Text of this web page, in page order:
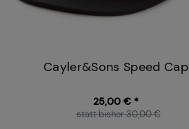
Cayler&Sons Speed Cap
25,00 € *
statt bisher 30,00 €